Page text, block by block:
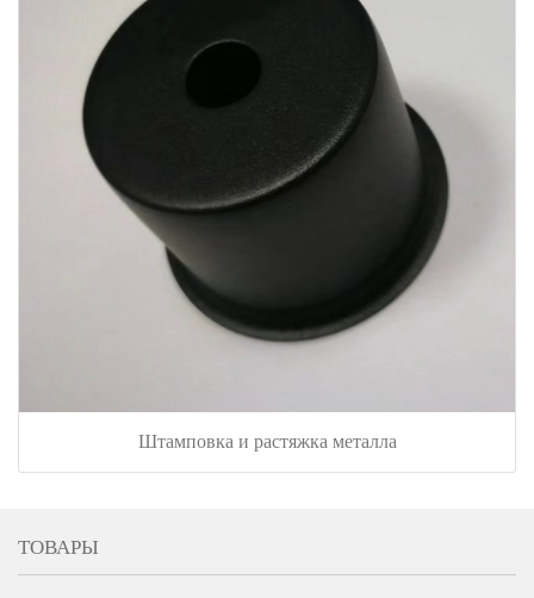
Штамповка и растяжка металла
ТОВАРЫ